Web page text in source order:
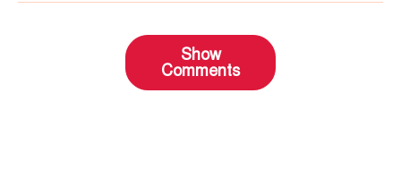
Show
Comments